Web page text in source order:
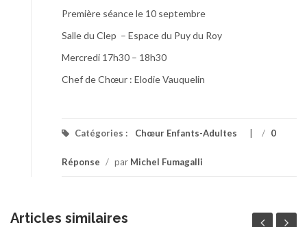
Première séance le 10 septembre
Salle du Clep – Espace du Puy du Roy
Mercredi 17h30 – 18h30
Chef de Chœur : Elodie Vauquelin
Catégories : Chœur Enfants-Adultes / 0
Réponse / par Michel Fumagalli
Articles similaires